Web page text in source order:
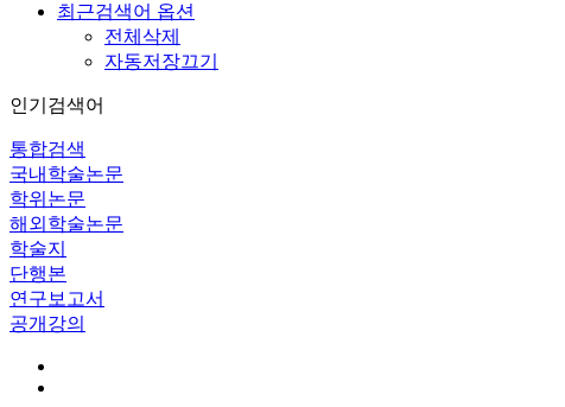
최근검색어 옵션
전체삭제
자동저장끄기
인기검색어
통합검색
국내학술논문
학위논문
해외학술논문
학술지
단행본
연구보고서
공개강의